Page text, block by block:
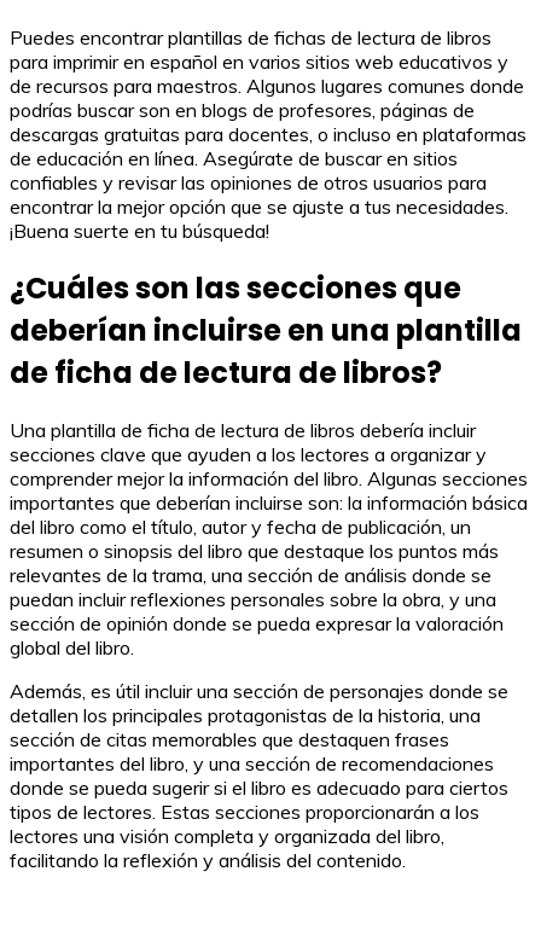
Puedes encontrar plantillas de fichas de lectura de libros
para imprimir en español en varios sitios web educativos y
de recursos para maestros. Algunos lugares comunes donde
podrías buscar son en blogs de profesores, páginas de
descargas gratuitas para docentes, o incluso en plataformas
de educación en línea. Asegúrate de buscar en sitios
confiables y revisar las opiniones de otros usuarios para
encontrar la mejor opción que se ajuste a tus necesidades.
¡Buena suerte en tu búsqueda!
¿Cuáles son las secciones que
deberían incluirse en una plantilla
de ficha de lectura de libros?
Una plantilla de ficha de lectura de libros debería incluir
secciones clave que ayuden a los lectores a organizar y
comprender mejor la información del libro. Algunas secciones
importantes que deberían incluirse son: la información básica
del libro como el título, autor y fecha de publicación, un
resumen o sinopsis del libro que destaque los puntos más
relevantes de la trama, una sección de análisis donde se
puedan incluir reflexiones personales sobre la obra, y una
sección de opinión donde se pueda expresar la valoración
global del libro.
Además, es útil incluir una sección de personajes donde se
detallen los principales protagonistas de la historia, una
sección de citas memorables que destaquen frases
importantes del libro, y una sección de recomendaciones
donde se pueda sugerir si el libro es adecuado para ciertos
tipos de lectores. Estas secciones proporcionarán a los
lectores una visión completa y organizada del libro,
facilitando la reflexión y análisis del contenido.